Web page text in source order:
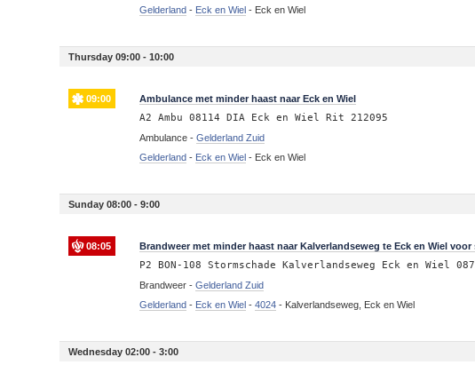
Gelderland - Eck en Wiel - Eck en Wiel
Thursday 09:00 - 10:00
09:00 Ambulance met minder haast naar Eck en Wiel
A2 Ambu 08114 DIA Eck en Wiel Rit 212095
Ambulance -Gelderland Zuid
Gelderland - Eck en Wiel - Eck en Wiel
Sunday 08:00 - 9:00
08:05 Brandweer met minder haast naar Kalverlandseweg te Eck en Wiel
P2 BON-108 Stormschade Kalverlandseweg Eck en Wiel
Brandweer -Gelderland Zuid
Gelderland - Eck en Wiel -4024 - Kalverlandseweg, Eck en Wiel
Wednesday 02:00 - 3:00